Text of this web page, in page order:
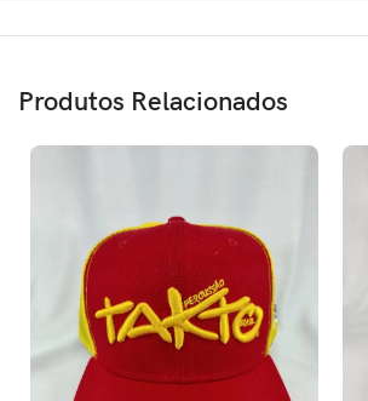
Produtos Relacionados